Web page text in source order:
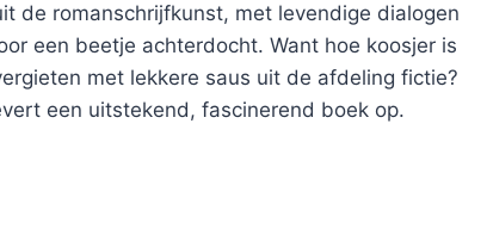
de romanschrijfkunst, met levendige dialogen
een beetje achterdocht. Want hoe koosjer is
met lekkere saus uit de afdeling fictie?
een uitstekend, fascinerend boek op.